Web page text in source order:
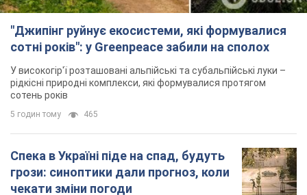
"Джипінг руйнує екосистеми, які формувалися
сотні років": у Greenpeace забили на сполох
У високогір'ї розташовані альпійські та субальпійські луки –
рідкісні природні комплекси, які формувалися протягом
сотень років
5 годин тому 465
Спека в Україні піде на спад, будуть
грози: синоптики дали прогноз, коли
чекати зміни погоди